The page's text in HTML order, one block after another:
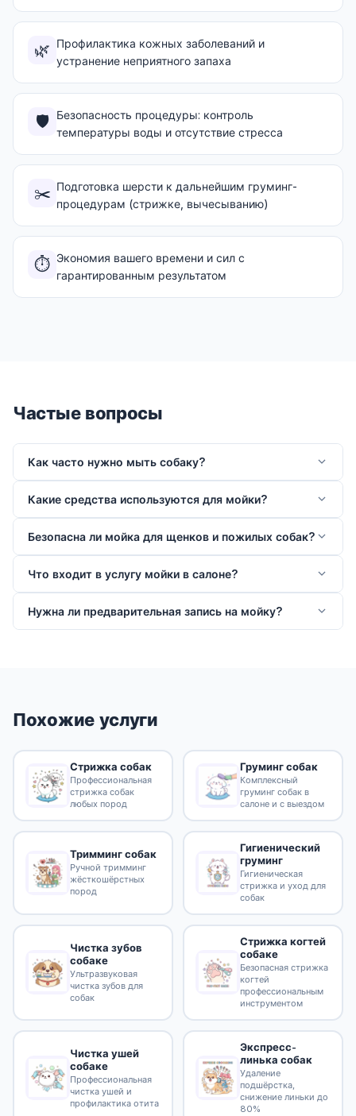
🌿 Профилактика кожных заболеваний и
устранение неприятного запаха
🛡️
Безопасность процедуры: контроль
температуры воды и отсутствие стресса
✂️ Подготовка шерсти к дальнейшим груминг-
процедурам (стрижке, вычесыванию)
⏱️ Экономия вашего времени и сил с
гарантированным результатом
Частые вопросы
Как часто нужно мыть собаку?
Какие средства используются для мойки?
Безопасна ли мойка для щенков и пожилых собак?
Что входит в услугу мойки в салоне?
Нужна ли предварительная запись на мойку?
Похожие услуги
Стрижка собак
Профессиональная
стрижка собак
любых пород
Груминг собак
Комплексный
груминг собак в
салоне и с выездом
Тримминг собак
Ручной тримминг
жёсткошёрстных
пород
Гигиенический
груминг
Гигиеническая
стрижка и уход для
собак
Чистка зубов
собаке
Ультразвуковая
чистка зубов для
собак
Стрижка когтей
собаке
Безопасная стрижка
когтей
профессиональным
инструментом
Чистка ушей
собаке
Профессиональная
чистка ушей и
профилактика отита
Экспресс-
линька собак
Удаление
подшёрстка,
снижение линьки до
80%